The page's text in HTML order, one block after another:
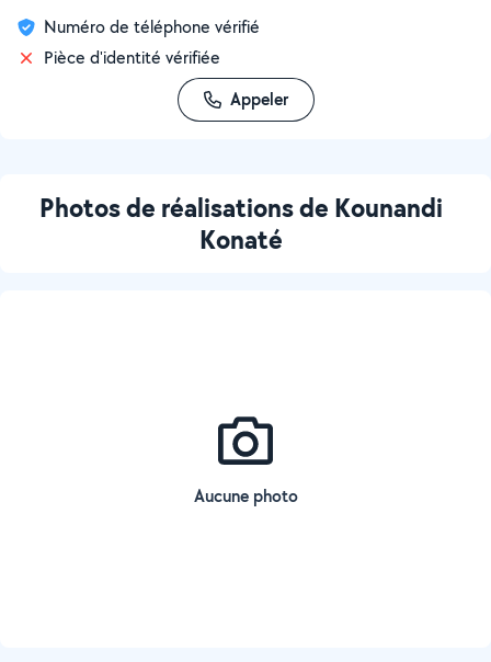
Numéro de téléphone vérifié
Pièce d'identité vérifiée
Appeler
Photos de réalisations de Kounandi
Konaté
Aucune photo